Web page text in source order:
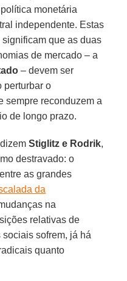
monetária
independente. Estas
que as duas
de mercado – a
– devem ser
perturbar o
sempre reconduzem a
de longo prazo.
dizemStiglitz e Rodrik,
destravado: o
as grandes
da
na
relativas de
sofrem, já há
quanto